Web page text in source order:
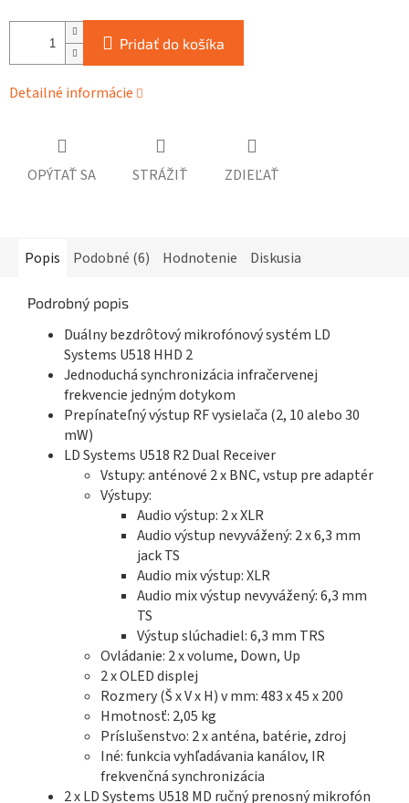
Pridať do košíka
Detailné informácie
OPÝTAŤ SA STRÁŽIŤ ZDIEĽAŤ
Popis Podobné (6) Hodnotenie Diskusia
Podrobný popis
Duálny bezdrôtový mikrofónový systém LD
Systems U518 HHD 2
Jednoduchá synchronizácia infračervenej
frekvencie jedným dotykom
Prepínateľný výstup RF vysielača (2, 10 alebo 30
mW)
LD Systems U518 R2 Dual Receiver
Vstupy: anténové 2 x BNC, vstup pre adaptér
Výstupy:
Audio výstup: 2 x XLR
Audio výstup nevyvážený: 2 x 6,3 mm
jack TS
Audio mix výstup: XLR
Audio mix výstup nevyvážený: 6,3 mm
TS
Výstup slúchadiel: 6,3 mm TRS
Ovládanie: 2 x volume, Down, Up
2 x OLED displej
Rozmery (Š x V x H) v mm: 483 x 45 x 200
Hmotnosť: 2,05 kg
Príslušenstvo: 2 x anténa, batérie, zdroj
Iné: funkcia vyhľadávania kanálov, IR
frekvenčná synchronizácia
2 x LD Systems U518 MD ručný prenosný mikrofón